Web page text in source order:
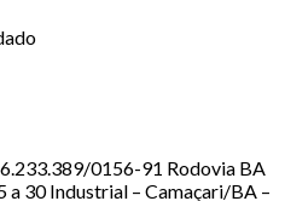
0156-91 Rodovia BA
a 30 Industrial – Camaçari/BA –